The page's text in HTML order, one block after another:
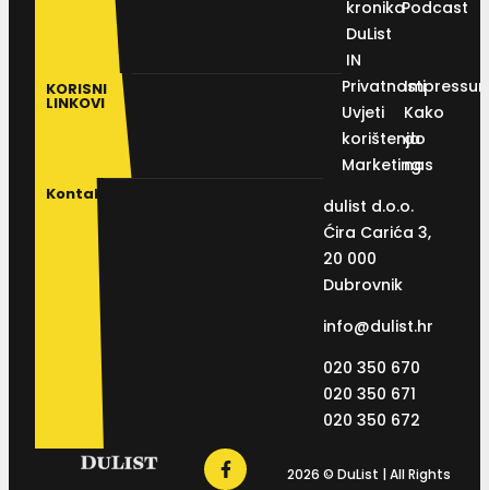
kronika
DuList
IN
Podcast
KORISNI
LINKOVI
Privatnosti
Uvjeti
korištenja
Marketing
Kako
do
nas
Kontakt
dulist d.o.o.
Ćira Carića 3,
20 000
Dubrovnik
info@dulist.hr
020 350 670
020 350 671
020 350 672
2026 © DuList | All Rights